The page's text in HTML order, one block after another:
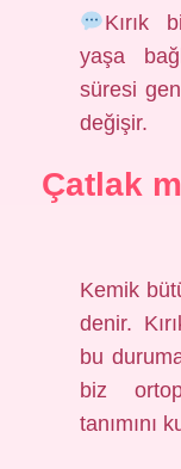
Kırık
yaşa
süresi
değişir.
Çatlak
Kemik
denir.
bu
biz
tanımını